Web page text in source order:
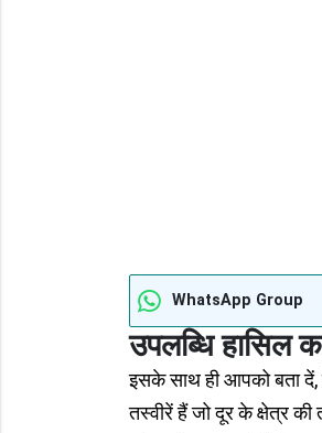
WhatsApp Group
उपलब्धि हासिल
इसके साथ ही आपको बता दें,
तस्वीरें हैं जो दूर के क्षेत्र की